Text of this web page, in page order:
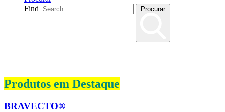
Find
Procurar
Produtos em Destaque
BRAVECTO®